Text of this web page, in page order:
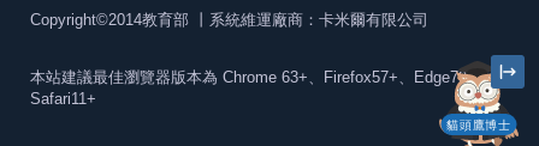
貓頭鷹博士
Copyright©2014教育部 丨系統維運廠商：卡米爾有限公司
本站建議最佳瀏覽器版本為 Chrome 63+、Firefox57+、Edge79+及
Safari11+